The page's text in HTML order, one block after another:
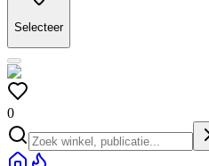
Selecteer
0